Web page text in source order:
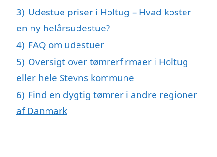
3) Udestue priser i Holtug – Hvad koster
en ny helårsudestue?
4) FAQ om udestuer
5) Oversigt over tømrerfirmaer i Holtug
eller hele Stevns kommune
6) Find en dygtig tømrer i andre regioner
af Danmark